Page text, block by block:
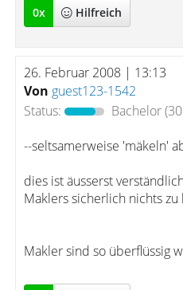
0x Hilfreich
26. Februar 2008 | 13:13
Von guest123-1542
Status:
Bachelor
--seltsamerweise 'mäkeln'
dies ist äusserst
Maklers sicherlich nichts
Makler sind so überflüssig